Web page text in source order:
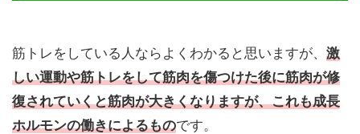
筋トレをしている人ならよくわかると思いますが、 激
しい運動や筋トレをして筋肉を傷つけた後に筋肉が修
復されていくと筋肉が大きくなりますが、これも成長
ホルモンの働きによるものです。